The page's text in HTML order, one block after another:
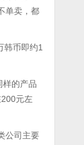
单卖，都
韩币即约1
样的产品
元左
公司主要